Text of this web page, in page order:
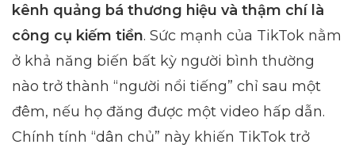
kênh quảng bá thương hiệu và thậm chí là
công cụ kiếm tiền. Sức mạnh của TikTok nằm
ở khả năng biến bất kỳ người bình thường
nào trở thành “người nổi tiếng” chỉ sau một
đêm, nếu họ đăng được một video hấp dẫn.
Chính tính “dân chủ” này khiến TikTok trở